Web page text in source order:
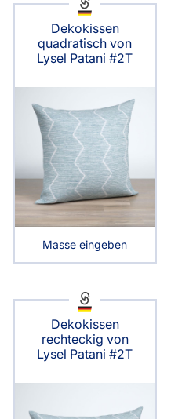
Dekokissen
quadratisch von
Lysel Patani #2T
Masse eingeben
Dekokissen
rechteckig von
Lysel Patani #2T